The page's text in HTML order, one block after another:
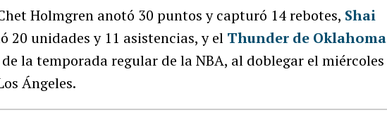
Holmgren anotó 30 puntos y capturó 14 rebotes, Shai
20 unidades y 11 asistencias, y el Thunder de Oklahoma
la temporada regular de la NBA, al doblegar el miércoles
Ángeles.